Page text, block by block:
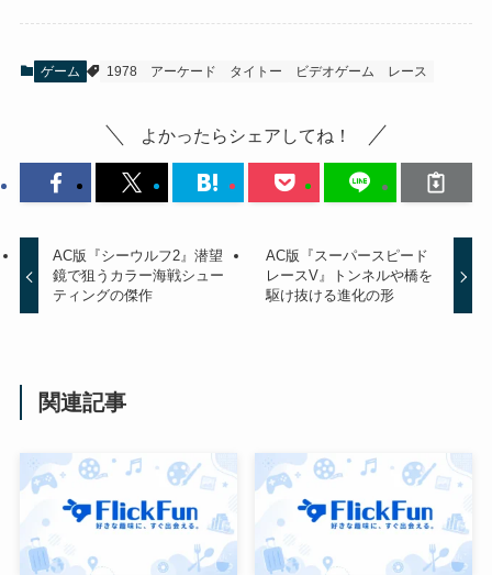
ゲーム 1978 アーケード タイトー ビデオゲーム レース
よかったらシェアしてね！
AC版『シーウルフ2』潜望
鏡で狙うカラー海戦シュー
ティングの傑作
AC版『スーパースピード
レースV』トンネルや橋を
駆け抜ける進化の形
関連記事